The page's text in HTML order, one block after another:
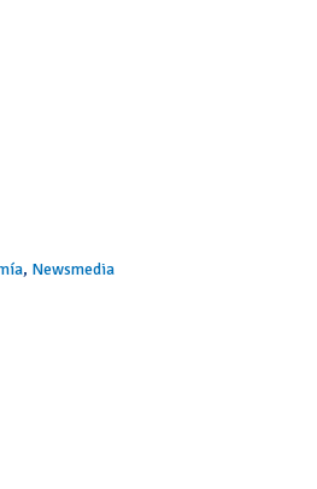
, Newsmedia